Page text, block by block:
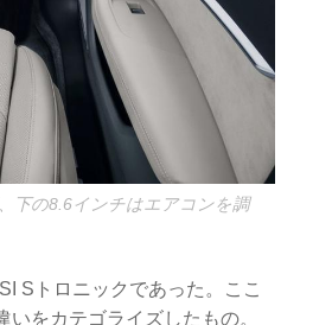
下の8.6インチはエアコンを調
Sトロニックであった。ここ
をカテゴライズしたもの。